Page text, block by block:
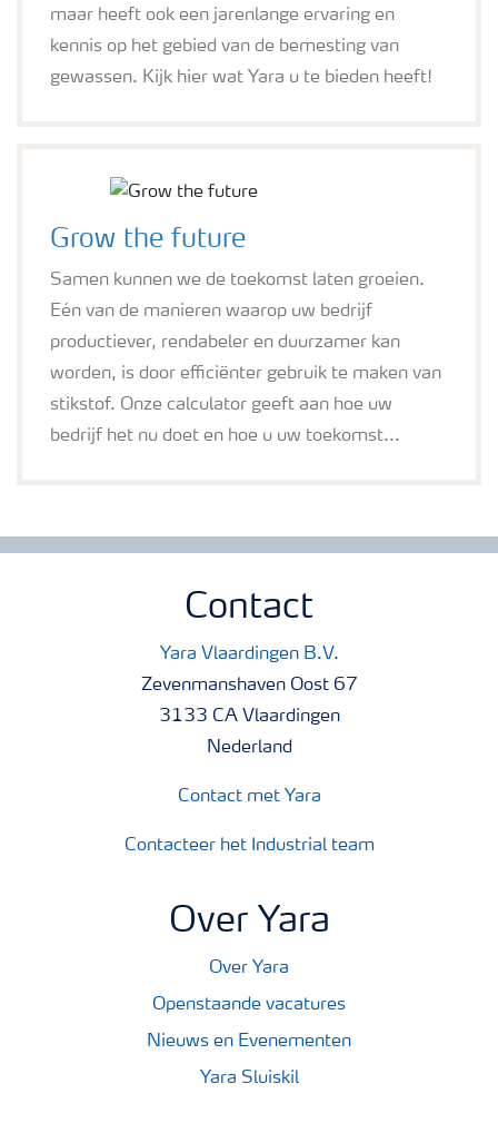
maar heeft ook een jarenlange ervaring en
kennis op het gebied van de bemesting van
gewassen. Kijk hier wat Yara u te bieden heeft!
Grow the future
Samen kunnen we de toekomst laten groeien.
Eén van de manieren waarop uw bedrijf
productiever, rendabeler en duurzamer kan
worden, is door efficiënter gebruik te maken van
stikstof. Onze calculator geeft aan hoe uw
bedrijf het nu doet en hoe u uw toekomst...
Contact
Yara Vlaardingen B.V.
Zevenmanshaven Oost 67
3133 CA Vlaardingen
Nederland
Contact met Yara
Contacteer het Industrial team
Over Yara
Over Yara
Openstaande vacatures
Nieuws en Evenementen
Yara Sluiskil